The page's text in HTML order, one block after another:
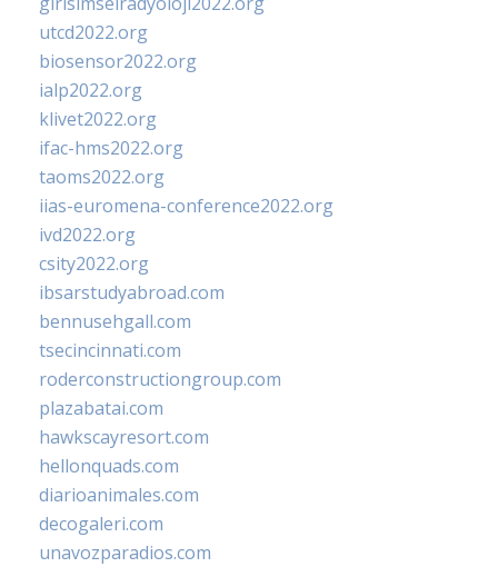
utcd2022.org
biosensor2022.org
ialp2022.org
klivet2022.org
ifac-hms2022.org
taoms2022.org
iias-euromena-conference2022.org
ivd2022.org
csity2022.org
ibsarstudyabroad.com
bennusehgall.com
tsecincinnati.com
roderconstructiongroup.com
plazabatai.com
hawkscayresort.com
hellonquads.com
diarioanimales.com
decogaleri.com
unavozparadios.com